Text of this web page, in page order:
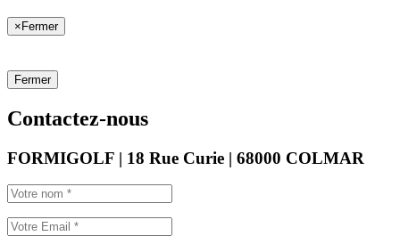
×Fermer
Fermer
Contactez-nous
FORMIGOLF | 18 Rue Curie | 68000 COLMAR